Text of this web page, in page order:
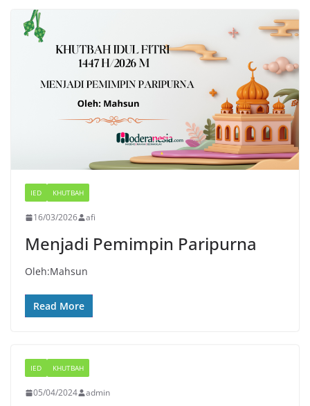
IED KHUTBAH
16/03/2026 afi
Menjadi Pemimpin Paripurna
Oleh:Mahsun
Read More
IED KHUTBAH
05/04/2024 admin